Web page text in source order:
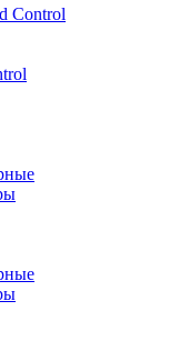
Control